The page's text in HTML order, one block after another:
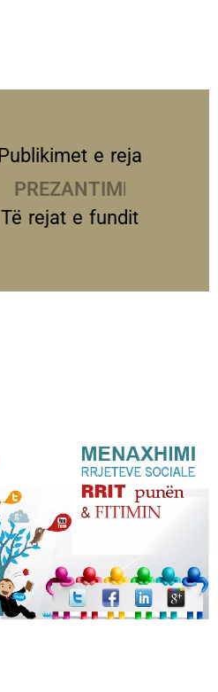
Publikimet e reja
PREZANTIME
Të rejat e fundit